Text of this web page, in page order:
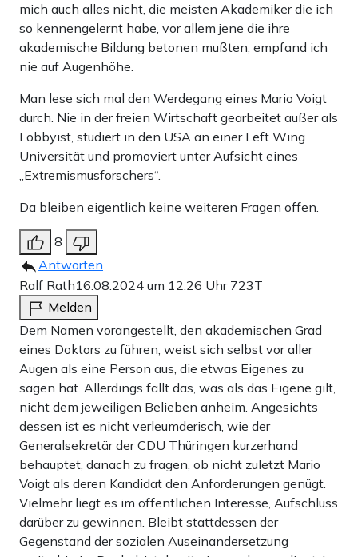
mich auch alles nicht, die meisten Akademiker die ich
so kennengelernt habe, vor allem jene die ihre
akademische Bildung betonen mußten, empfand ich
nie auf Augenhöhe.
Man lese sich mal den Werdegang eines Mario Voigt
durch. Nie in der freien Wirtschaft gearbeitet außer als
Lobbyist, studiert in den USA an einer Left Wing
Universität und promoviert unter Aufsicht eines
„Extremismusforschers“.
Da bleiben eigentlich keine weiteren Fragen offen.
8
Antworten
Ralf Rath16.08.2024 um 12:26 Uhr 723T
Melden
Dem Namen vorangestellt, den akademischen Grad
eines Doktors zu führen, weist sich selbst vor aller
Augen als eine Person aus, die etwas Eigenes zu
sagen hat. Allerdings fällt das, was als das Eigene gilt,
nicht dem jeweiligen Belieben anheim. Angesichts
dessen ist es nicht verleumderisch, wie der
Generalsekretär der CDU Thüringen kurzerhand
behauptet, danach zu fragen, ob nicht zuletzt Mario
Voigt als deren Kandidat den Anforderungen genügt.
Vielmehr liegt es im öffentlichen Interesse, Aufschluss
darüber zu gewinnen. Bleibt stattdessen der
Gegenstand der sozialen Auseinandersetzung